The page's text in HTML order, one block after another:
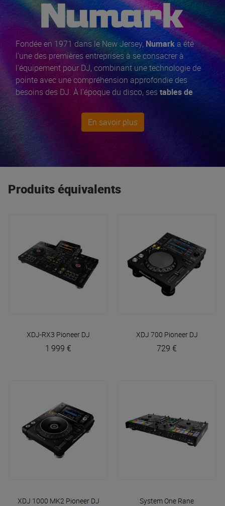
Fondée en 1971 dans le New Jersey, Numarka été
l'une des premières entreprises à se consacrer à
l'équipement pour DJ, combinant une technologie de
pointe avec une compréhension approfondie des
besoins des DJ. À l'époque du disco, sestables de
TTX USB et ses
enceintesont connu un succès
considérable, ce qui leur a valu la réputation de
choix decontrôleurs DJcomme le NS7III d'un rapport
En savoir plus
Produits équivalents
XDJ-RX3 Pioneer DJ
1 999 €
XDJ 700 Pioneer DJ
729 €
XDJ 1000 MK2 Pioneer DJ System One Rane